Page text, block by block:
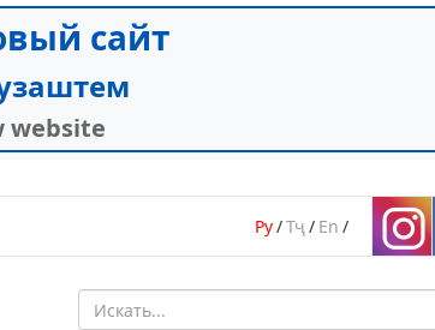
Ру/Тҷ/ En /